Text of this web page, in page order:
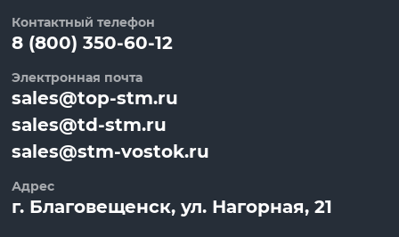
Контактный телефон
8 (800) 350-60-12
Электронная почта
sales@top-stm.ru
sales@td-stm.ru
sales@stm-vostok.ru
Адрес
г. Благовещенск, ул. Нагорная, 21